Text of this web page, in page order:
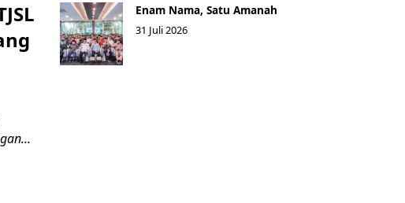
Enam Nama, Satu Amanah
31 Juli 2026